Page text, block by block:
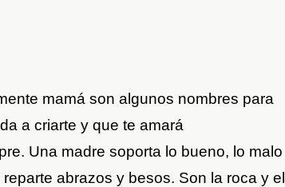
mamá son algunos nombres para
a criarte y que te amará
Una madre soporta lo bueno, lo malo
abrazos y besos. Son la roca y el